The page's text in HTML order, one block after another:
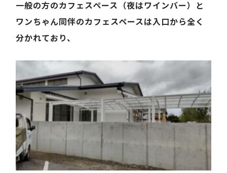
一般の方のカフェスペース（夜はワインバー）と
ワンちゃん同伴のカフェスペースは入口から全く
分かれており、